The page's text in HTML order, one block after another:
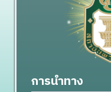
การนำทาง